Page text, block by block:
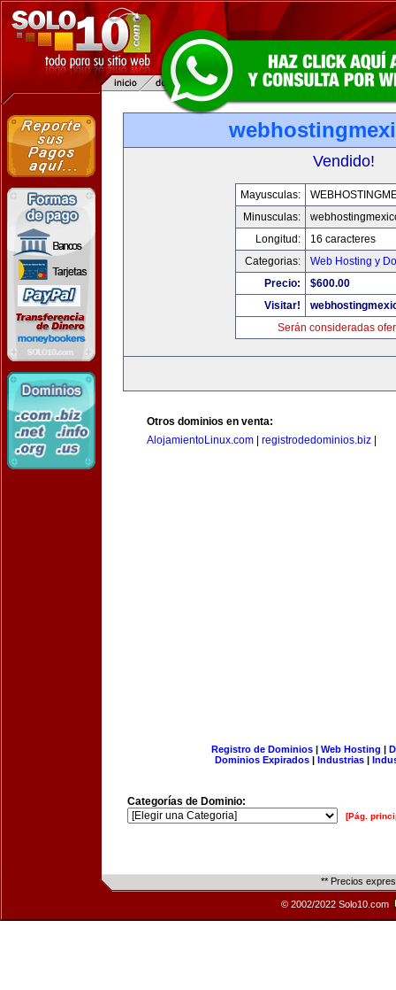
Vendido!
Mayusculas:
Minusculas:
Longitud:
16 caracteres
Categorias:
Web Hosting y
Precio:
$600.00
Visitar!
Serán consideradas
Otros dominios en venta:
AlojamientoLinux.com
registrodedominios.biz
Registro de Dominios| Web Hosting |
Dominios Expirados | Industrias |
Categorías de Dominio:
[Pág.
** Precios
© 2002/2022 Solo10.com